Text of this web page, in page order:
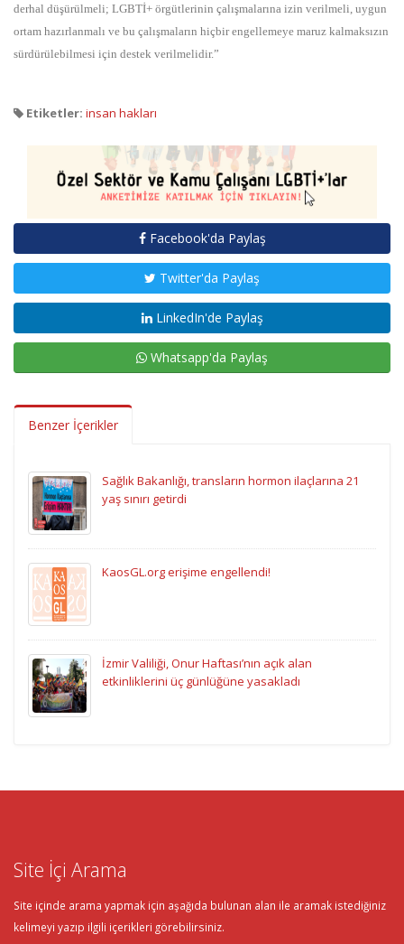
derhal düşürülmeli; LGBTİ+ örgütlerinin çalışmalarına izin verilmeli, uygun
ortam hazırlanmalı ve bu çalışmaların hiçbir engellemeye maruz kalmaksızın
sürdürülebilmesi için destek verilmelidir.”
Etiketler: insan hakları
Facebook'da Paylaş
Twitter'da Paylaş
LinkedIn'de Paylaş
Whatsapp'da Paylaş
Benzer İçerikler
Sağlık Bakanlığı, transların hormon ilaçlarına 21
yaş sınırı getirdi
KaosGL.org erişime engellendi!
İzmir Valiliği, Onur Haftası’nın açık alan
etkinliklerini üç günlüğüne yasakladı
Site İçi Arama
Site içinde arama yapmak için aşağıda bulunan alan ile aramak istediğiniz
kelimeyi yazıp ilgili içerikleri görebilirsiniz.